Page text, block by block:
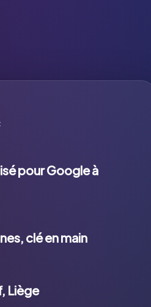
pour Google à
clé en main
Liège